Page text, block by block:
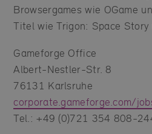
Browsergames wie OGame
Titel wie Trigon: Space Story
Gameforge Office
Albert-Nestler-Str. 8
76131 Karlsruhe
corporate.gameforge.com/
Tel.: +49 (0)721 354 808-